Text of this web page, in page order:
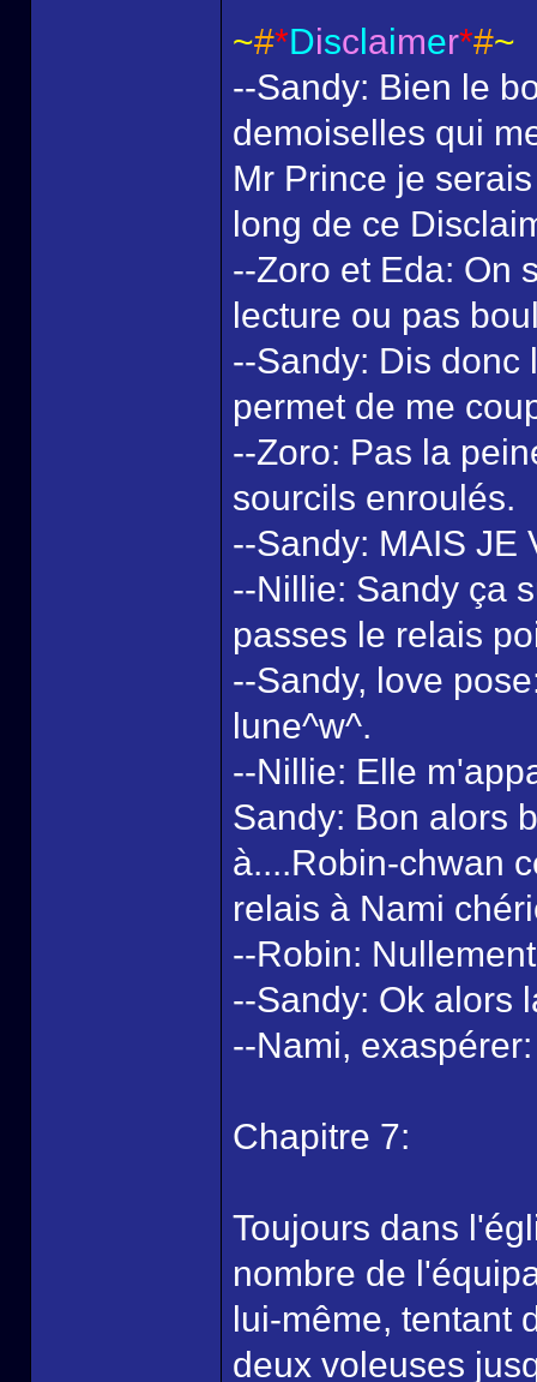
~#*Disclaimer*#~
--Sandy: Bien le
demoiselles qui
Mr Prince je
long de ce
--Zoro et Eda: On
lecture ou pas
--Sandy: Dis donc
permet de me
--Zoro: Pas la
sourcils enroulés.
--Sandy: MAIS JE
--Nillie: Sandy ça
passes le relais
--Sandy, love
lune^w^.
--Nillie: Elle
Sandy: Bon alors
à....Robin-chwan
relais à Nami
--Robin:
--Sandy: Ok alors
--Nami,
Chapitre 7:
Toujours dans
nombre de
lui-même, tentant
deux voleuses